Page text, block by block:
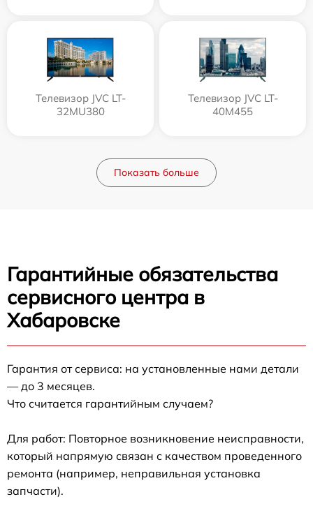
Телевизор JVC LT-
32MU380
Телевизор JVC LT-
40M455
Показать больше
Гарантийные обязательства
сервисного центра в
Хабаровске
Гарантия от сервиса: на установленные нами детали
— до 3 месяцев.
Что считается гарантийным случаем?
Для работ: Повторное возникновение неисправности,
который напрямую связан с качеством проведенного
ремонта (например, неправильная установка
запчасти).